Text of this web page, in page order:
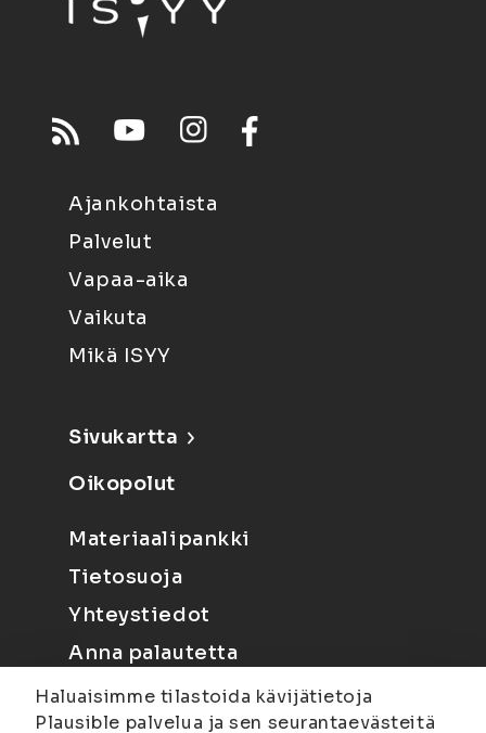
Ajankohtaista
Palvelut
Vapaa-aika
Vaikuta
Mikä ISYY
Sivukartta
Oikopolut
Materiaalipankki
Tietosuoja
Yhteystiedot
Anna palautetta
Haluaisimme tilastoida kävijätietoja
Plausible palvelua ja sen seurantaevästeitä